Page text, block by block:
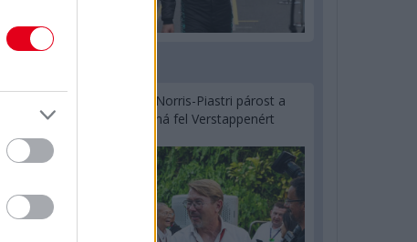
Hakkinen megtartaná a Norris-Piastri párost a
McLarennél, nem borítaná fel Verstappenért